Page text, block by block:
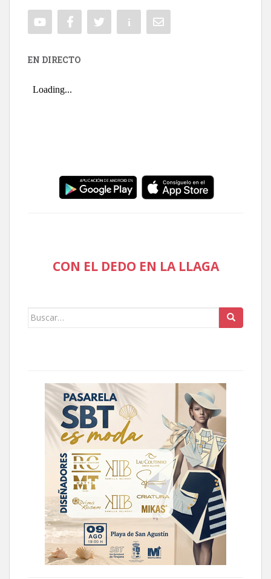
EN DIRECTO
CON EL DEDO EN LA LLAGA
Buscar: